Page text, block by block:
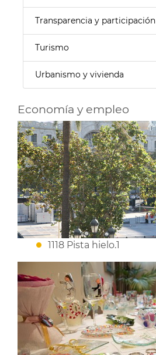
Transparencia y participación
Turismo
Urbanismo y vivienda
Economía y empleo
1118 Pista hielo.1